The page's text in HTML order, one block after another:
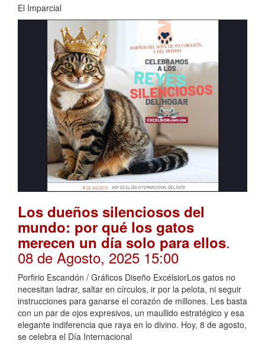
El Imparcial
Los dueños silenciosos del
mundo: por qué los gatos
merecen un día solo para ellos.
08 de Agosto, 2025 15:00
Porfirio Escandón / Gráficos Diseño ExcélsiorLos gatos no
necesitan ladrar, saltar en círculos, ir por la pelota, ni seguir
instrucciones para ganarse el corazón de millones. Les basta
con un par de ojos expresivos, un maullido estratégico y esa
elegante indiferencia que raya en lo divino. Hoy, 8 de agosto,
se celebra el Día Internacional